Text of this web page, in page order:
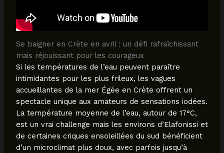
Se baigner en Crète en avril : un défi rafraîchissant
mais réjouissant pour les courageux
Si les températures de l’eau peuvent paraître
intimidantes pour les plus frileux, les vagues
accueillantes de la mer Égée en Crète offrent un
spectacle unique aux amateurs de sensations iodées.
La température moyenne de l’eau, autour de 17°C,
est un vrai challenge mais les environs d’Elafonissi et
de certaines criques ensoleillées du sud bénéficient
d’un microclimat plus doux, avec parfois jusqu’à